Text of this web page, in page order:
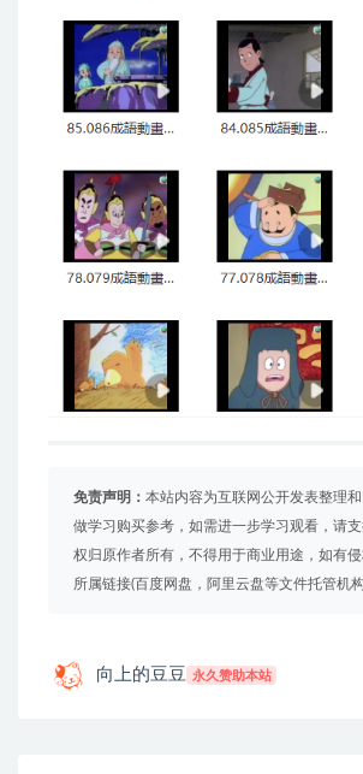
免责声明： 本站内容为互联网公开发表整理
做学习购买参考，如需进一步学习观看，请
权归原作者所有，不得用于商业用途，如有
所属链接(百度网盘，阿里云盘等文件托管机
向上的豆豆 永久赞助本站